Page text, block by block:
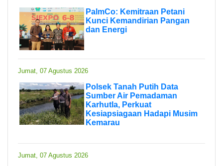
PalmCo: Kemitraan Petani
Kunci Kemandirian Pangan
dan Energi
Jumat, 07 Agustus 2026
Polsek Tanah Putih Data
Sumber Air Pemadaman
Karhutla, Perkuat
Kesiapsiagaan Hadapi Musim
Kemarau
Jumat, 07 Agustus 2026